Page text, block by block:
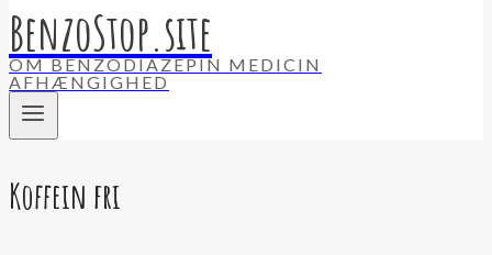
BenzoStop.site
OM BENZODIAZEPIN MEDICIN
AFHÆNGIGHED
Koffein fri